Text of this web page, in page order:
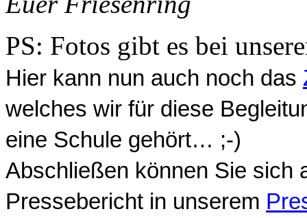
PS: Fotos gibt es bei
Hier kann nun auch noch das
welches wir für diese
eine Schule gehört… ;-)
Abschließen können Sie sich
Pressebericht in unserem